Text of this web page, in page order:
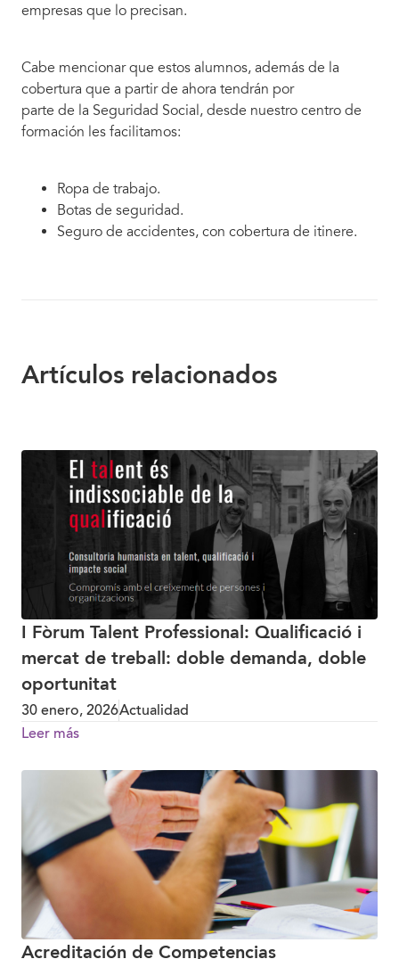
empresas que lo precisan.
Cabe mencionar que estos alumnos, además de la
cobertura que a partir de ahora tendrán por
parte de la Seguridad Social, desde nuestro centro de
formación les facilitamos:
Ropa de trabajo.
Botas de seguridad.
Seguro de accidentes, con cobertura de itinere.
Artículos relacionados
I Fòrum Talent Professional: Qualificació i
mercat de treball: doble demanda, doble
oportunitat
30 enero, 2026Actualidad
Leer más
Acreditación de Competencias